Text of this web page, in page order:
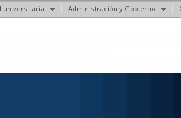
universitaria Administración y Gobierno
Formulario de